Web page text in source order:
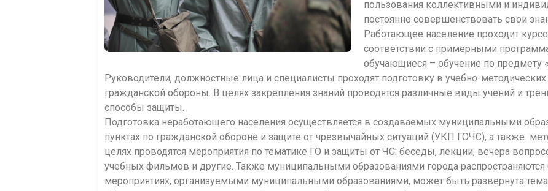
пользования коллективными и
постоянно совершенствовать свои
Работающее население проходит
соответствии с примерными
обучающиеся – обучение по
Руководители, должностные лица и специалисты проходят подготовку в учебно-
гражданской обороны. В целях закрепления знаний проводятся различные виды учений и
способы защиты.
Подготовка неработающего населения осуществляется в создаваемых муниципальными
пунктах по гражданской обороне и защите от чрезвычайных ситуаций (УКП ГОЧС), а также
целях проводятся мероприятия по тематике ГО и защиты от ЧС: беседы, лекции, вечера
учебных фильмов и другие. Также муниципальными образованиями города распространяются
мероприятиях, организуемыми муниципальными образованиями, может быть развернута